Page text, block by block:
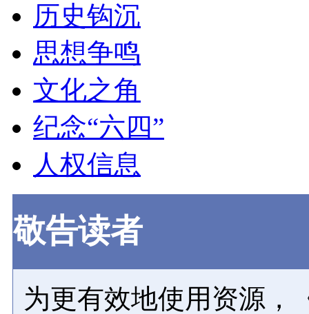
历史钩沉
思想争鸣
文化之角
纪念“六四”
人权信息
敬告读者
为更有效地使用资源，